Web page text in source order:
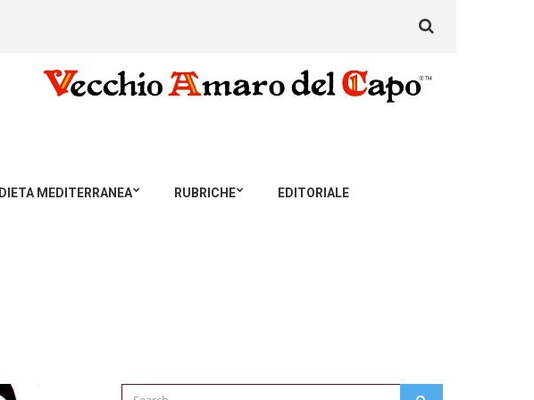
DIETA MEDITERRANEA RUBRICHE EDITORIALE
for:
Search